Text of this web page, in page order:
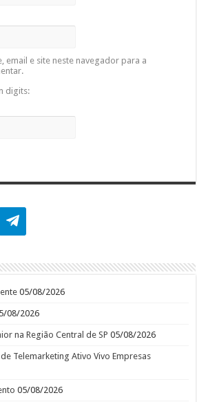
email e site neste navegador para a
digits:
05/08/2026
08/2026
na Região Central de SP 05/08/2026
Telemarketing Ativo Vivo Empresas
05/08/2026